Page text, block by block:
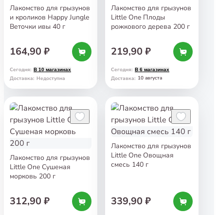
Лакомство для грызунов
и кроликов Happy Jungle
Веточки ивы 40 г
164,90 ₽
Сегодня: В 10 магазинах
Доставка: Недоступна
Лакомство для грызунов
Little One Плоды
рожкового дерева 200 г
219,90 ₽
Сегодня: В 6 магазинах
Доставка: 10 августа
Лакомство для грызунов
Little One Сушеная
морковь 200 г
312,90 ₽
Лакомство для грызунов
Little One Овощная
смесь 140 г
339,90 ₽